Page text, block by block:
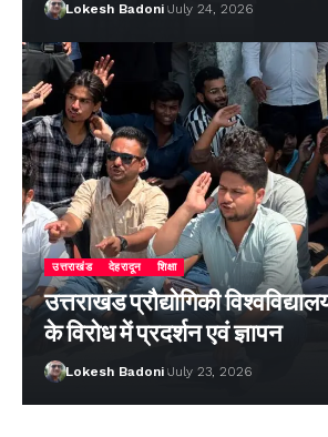
Lokesh Badoni July 24, 2026
उत्तराखंड देहरादून शिक्षा
उत्तराखंड प्रौद्योगिकी
के विरोध में प्रदर्शन एवं ज्ञापन
Lokesh Badoni July 23, 2026